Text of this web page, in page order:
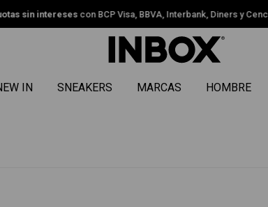
sin interesescon BCP Visa, BBVA, Interbank, Diners y
IN SNEAKERS MARCAS HOMBRE